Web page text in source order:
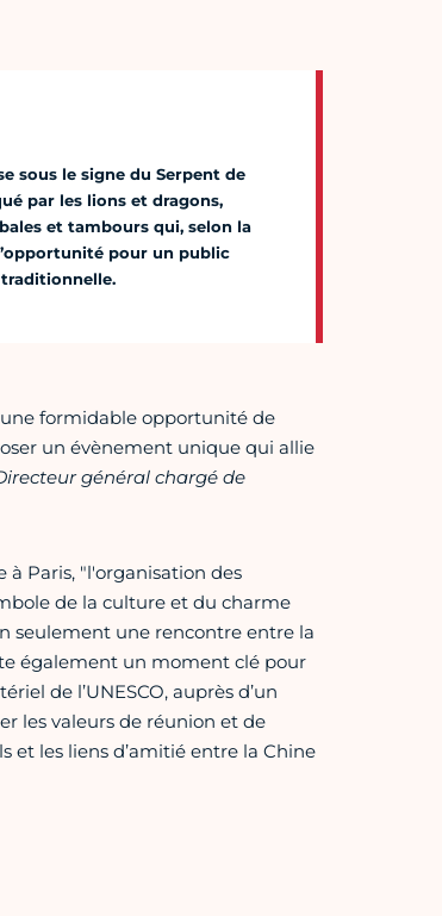
sous le signe du Serpent de
par les lions et dragons,
et tambours qui, selon la
pour un public
formidable opportunité de
un évènement unique qui allie
général chargé de
à Paris, "l'organisation des
de la culture et du charme
seulement une rencontre entre la
également un moment clé pour
de l’UNESCO, auprès d’un
les valeurs de réunion et de
et les liens d’amitié entre la Chine